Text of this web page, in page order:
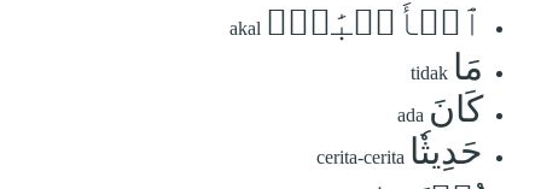
ٱلۡأَلۡبَٰبِۗ akal
مَا tidak
كَانَ ada
حَدِيثٗا cerita-cerita